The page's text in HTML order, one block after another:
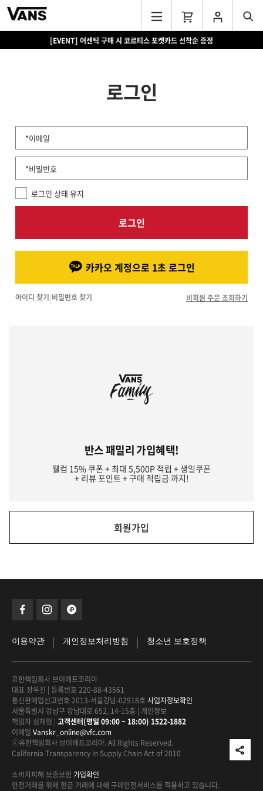
[EVENT] 어센틱 구매 시 코르티스 포켓카드 선착순 증정
로그인
*이메일
*비밀번호
로그인 상태 유지
로그인
카카오 계정으로 1초 로그인
아이디 찾기|비밀번호 찾기 비회원 주문 조회하기
반스 패밀리 가입혜택!
웰컴 15% 쿠폰 + 최대 5,500P 적립 + 생일쿠폰
+ 리뷰 포인트 + 구매 적립금 까지!
회원가입
이용약관 | 개인정보처리방침 | 청소년 보호정책
유한책임회사 브이에프코리아
대표 장우진 | 등록번호 220-88-43561
통신판매업신고번호 2013-서울강남-02918호 사업자정보확인
서울특별시 강남구 강남대로 652, 14-15층 | 개인정보
책임자 심재형 | 고객센터(평일 09:00 ~ 18:00) 1522-1882
이메일 Vanskr_online@vfc.com
ⓒ유한책임회사 브이에프코리아. All Rights Reserved.
California Transparency in Supply Chain Act of 2010
소비자피해 보증보험 가입확인
안전거래를 위해 현금 거래에 대해 구매안전서비스를 적용하고 있습니다.